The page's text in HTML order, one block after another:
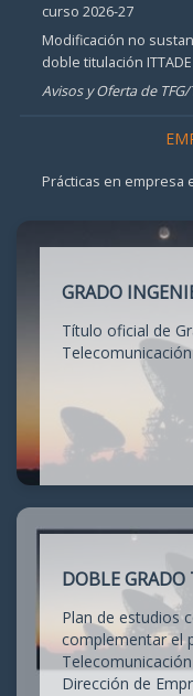
curso 2026-27
Modificación no
doble titulación
Avisos y Oferta de TFG/
Prácticas en empresa
GRADO
Título oficial de
Telecomunicación
DOBLE GRADO
Plan de estudios
complementar el
Dirección de